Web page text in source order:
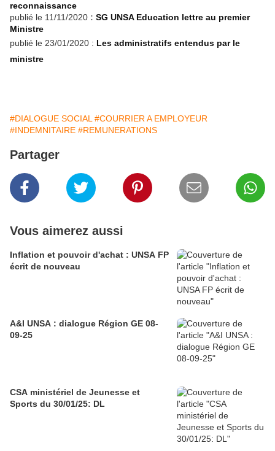
reconnaissance
publié le 11/11/2020 : SG UNSA Education lettre au premier
Ministre
publié le 23/01/2020 : Les administratifs entendus par le
ministre
#DIALOGUE SOCIAL #COURRIER A EMPLOYEUR
#INDEMNITAIRE #REMUNERATIONS
Partager
Vous aimerez aussi
Inflation et pouvoir d'achat : UNSA FP
écrit de nouveau
A&I UNSA : dialogue Région GE 08-
09-25
CSA ministériel de Jeunesse et
Sports du 30/01/25: DL